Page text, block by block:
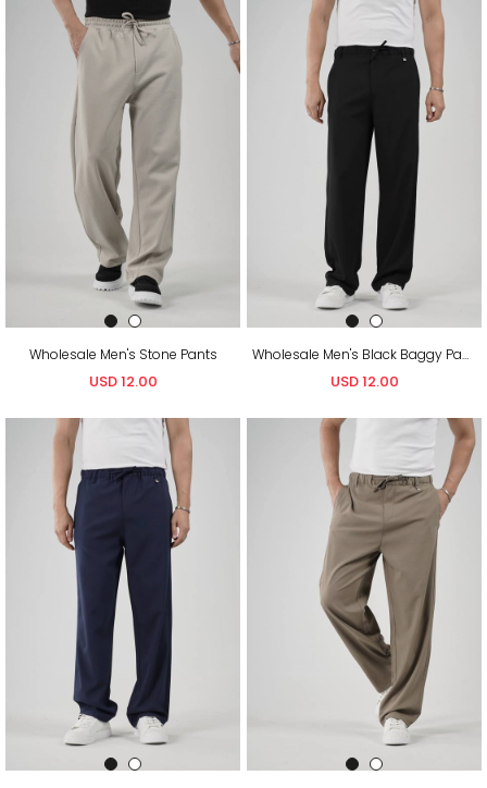
Wholesale Men's Stone Pants
USD 12.00
Wholesale Men's Black Baggy Pants
USD 12.00